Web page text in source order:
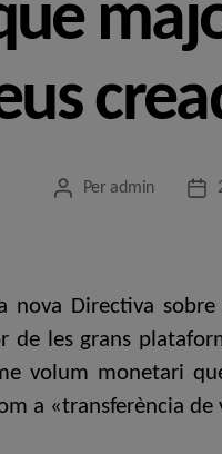
Autor
Per admin
Directiva
les grans
volum monetari
a «transferència de